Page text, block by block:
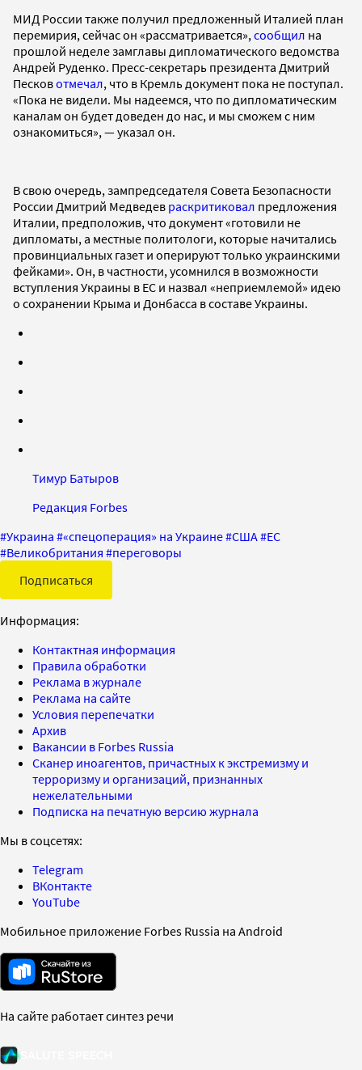
МИД России также получил предложенный Италией план
перемирия, сейчас он «рассматривается», сообщил на
прошлой неделе замглавы дипломатического ведомства
Андрей Руденко. Пресс-секретарь президента Дмитрий
Песковотмечал, что в Кремль документ пока не поступал.
«Пока не видели. Мы надеемся, что по дипломатическим
каналам он будет доведен до нас, и мы сможем с ним
ознакомиться», — указал он.
В свою очередь, зампредседателя Совета Безопасности
России Дмитрий Медведев раскритиковал предложения
Италии, предположив, что документ «готовили не
дипломаты, а местные политологи, которые начитались
провинциальных газет и оперируют только украинскими
фейками». Он, в частности, усомнился в возможности
вступления Украины в ЕС и назвал «неприемлемой» идею
о сохранении Крыма и Донбасса в составе Украины.
Тимур Батыров
Редакция Forbes
#Украина #«спецоперация» на Украине#США#ЕС
#Великобритания #переговоры
Подписаться
Информация:
Контактная информация
Правила обработки
Реклама в журнале
Реклама на сайте
Условия перепечатки
Архив
Вакансии в Forbes Russia
Сканер иноагентов, причастных к экстремизму и
терроризму и организаций, признанных
нежелательными
Подписка на печатную версию журнала
Мы в соцсетях:
Telegram
ВКонтакте
YouTube
Мобильное приложение Forbes Russia на Android
На сайте работает синтез речи